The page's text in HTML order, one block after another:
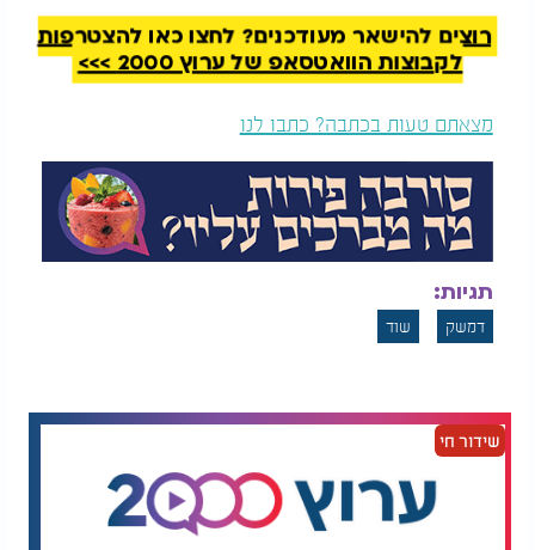
שעות לפני הטקס
החשוב מגדל אייפל
טראמפ בנאום
ההשבעה: "הקב"ה הציל
אותי כדי להפוך את
אמריקה לגדולה שוב"
לדברי מאמון עבד אל-כרים, מי שכיהן בעבר כראש
רשות העתיקות הסורית, מדובר באירוע כואב במיוחד:
"זה לא רק גניבה של פריטים יקרים - זו פגיעה בזהות
הלאומית. באגף שנפרץ היו פסלים ועמודים שספרו את
ההיסטוריה של סוריה עוד לפני הולדת הנצרות."
זה קרה במיוחד לאחר הזעזוע העולמי מהריסת העיר
תדמור ההיסטורית על ידי דאעש ב־2015.
אלא שכעת, נראה שגם המוזיאון המרכזי, שנחשב עד כה
רוצים להישאר מעודכנים? לחצו כאן להצטרפות
לקבוצות הוואטסאפ של ערוץ 2000 >>>
מצאתם טעות בכתבה? כתבו לנו
תגיות:
דמשק שוד
שידור חי